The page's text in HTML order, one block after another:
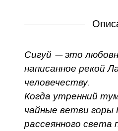
Сигуй — это
написанное рекой
человечеству.
Когда утренний
чайные ветви горы
рассеянного света